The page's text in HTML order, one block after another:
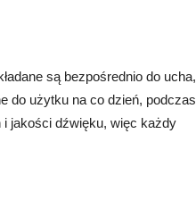
są bezpośrednio do ucha,
do użytku na co dzień, podczas
i jakości dźwięku, więc każdy